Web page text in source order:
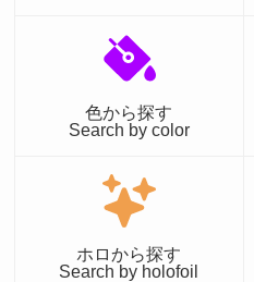
色から探す
Search by color
ホロから探す
Search by holofoil